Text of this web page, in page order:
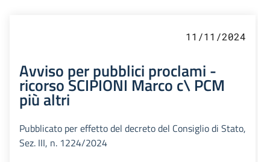
11/11/2024
Avviso per pubblici proclami -
ricorso SCIPIONI Marco c\ PCM
più altri
Pubblicato per effetto del decreto del Consiglio di Stato,
Sez. III, n. 1224/2024